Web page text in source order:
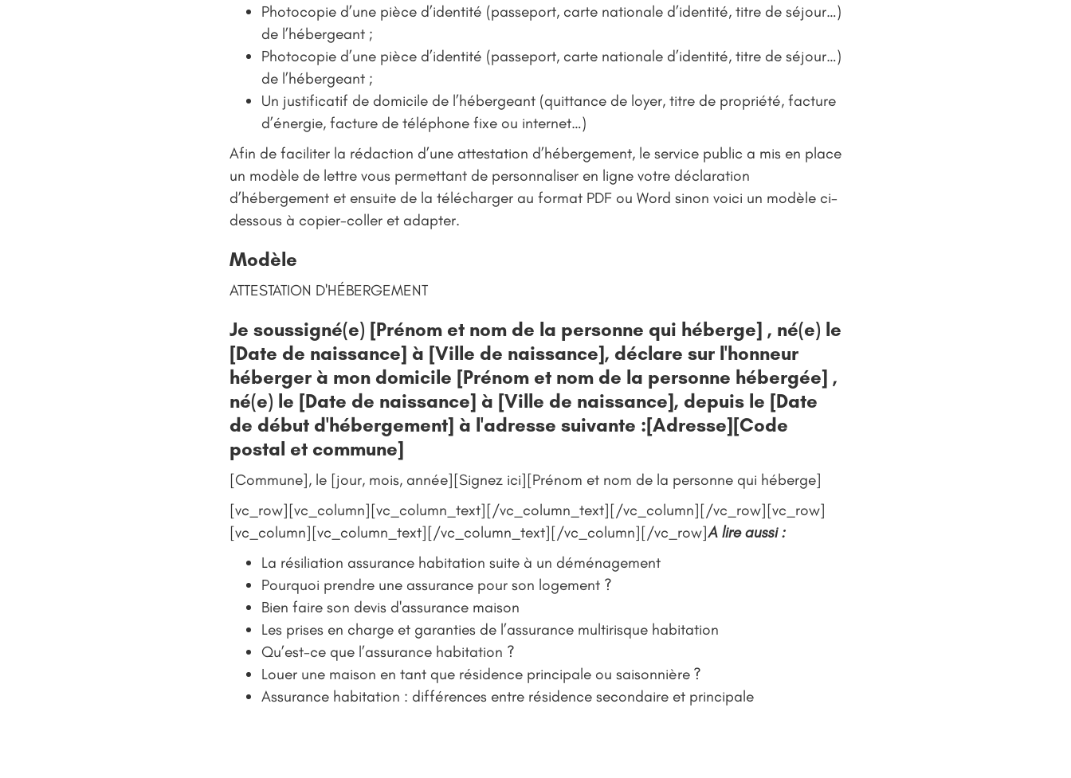
Photocopie d’une pièce d’identité (passeport, carte nationale d’identité, titre de séjour…)
de l’hébergeant ;
Photocopie d’une pièce d’identité (passeport, carte nationale d’identité, titre de séjour…)
de l’hébergeant ;
Un justificatif de domicile de l’hébergeant (quittance de loyer, titre de propriété, facture
d’énergie, facture de téléphone fixe ou internet…)
Afin de faciliter la rédaction d’une attestation d’hébergement, le service public a mis en place
un modèle de lettre vous permettant de personnaliser en ligne votre déclaration
d’hébergement et ensuite de la télécharger au format PDF ou Word sinon voici un modèle ci-
dessous à copier-coller et adapter.
Modèle
ATTESTATION D'HÉBERGEMENT
Je soussigné(e) [Prénom et nom de la personne qui héberge] , né(e) le
[Date de naissance] à [Ville de naissance], déclare sur l'honneur
héberger à mon domicile [Prénom et nom de la personne hébergée] ,
né(e) le [Date de naissance] à [Ville de naissance], depuis le [Date
de début d'hébergement] à l'adresse suivante :[Adresse][Code
postal et commune]
[Commune], le [jour, mois, année][Signez ici][Prénom et nom de la personne qui héberge]
[vc_row][vc_column][vc_column_text][/vc_column_text][/vc_column][/vc_row][vc_row]
[vc_column][vc_column_text][/vc_column_text][/vc_column][/vc_row]A lire aussi :
La résiliation assurance habitation suite à un déménagement
Pourquoi prendre une assurance pour son logement ?
Bien faire son devis d'assurance maison
Les prises en charge et garanties de l’assurance multirisque habitation
Qu’est-ce que l’assurance habitation ?
Louer une maison en tant que résidence principale ou saisonnière ?
Assurance habitation : différences entre résidence secondaire et principale